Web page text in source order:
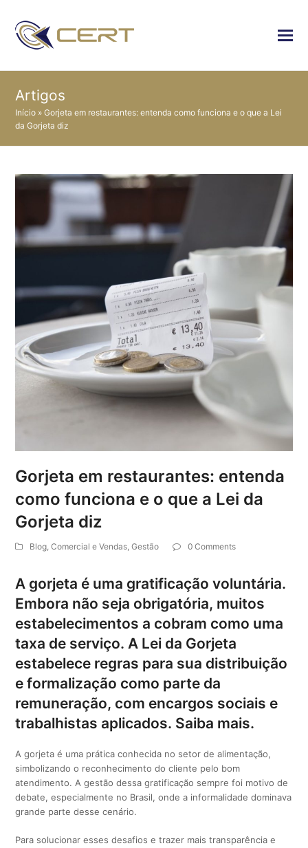
Artigos
Início »Gorjeta em restaurantes: entenda como funciona e o que a Lei
da Gorjeta diz
Gorjeta em restaurantes: entenda
como funciona e o que a Lei da
Gorjeta diz
Blog,Comercial e Vendas,Gestão 0 Comments
A gorjeta é uma gratificação voluntária.
Embora não seja obrigatória, muitos
estabelecimentos a cobram como uma
taxa de serviço. A Lei da Gorjeta
estabelece regras para sua distribuição
e formalização como parte da
remuneração, com encargos sociais e
trabalhistas aplicados. Saiba mais.
A gorjeta é uma prática conhecida no setor de alimentação,
simbolizando o reconhecimento do cliente pelo bom
atendimento. A gestão dessa gratificação sempre foi motivo de
debate, especialmente no Brasil, onde a informalidade dominava
grande parte desse cenário.
Para solucionar esses desafios e trazer mais transparência e